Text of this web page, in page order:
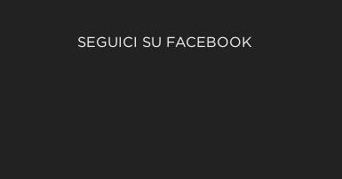
SEGUICI SU FACEBOOK